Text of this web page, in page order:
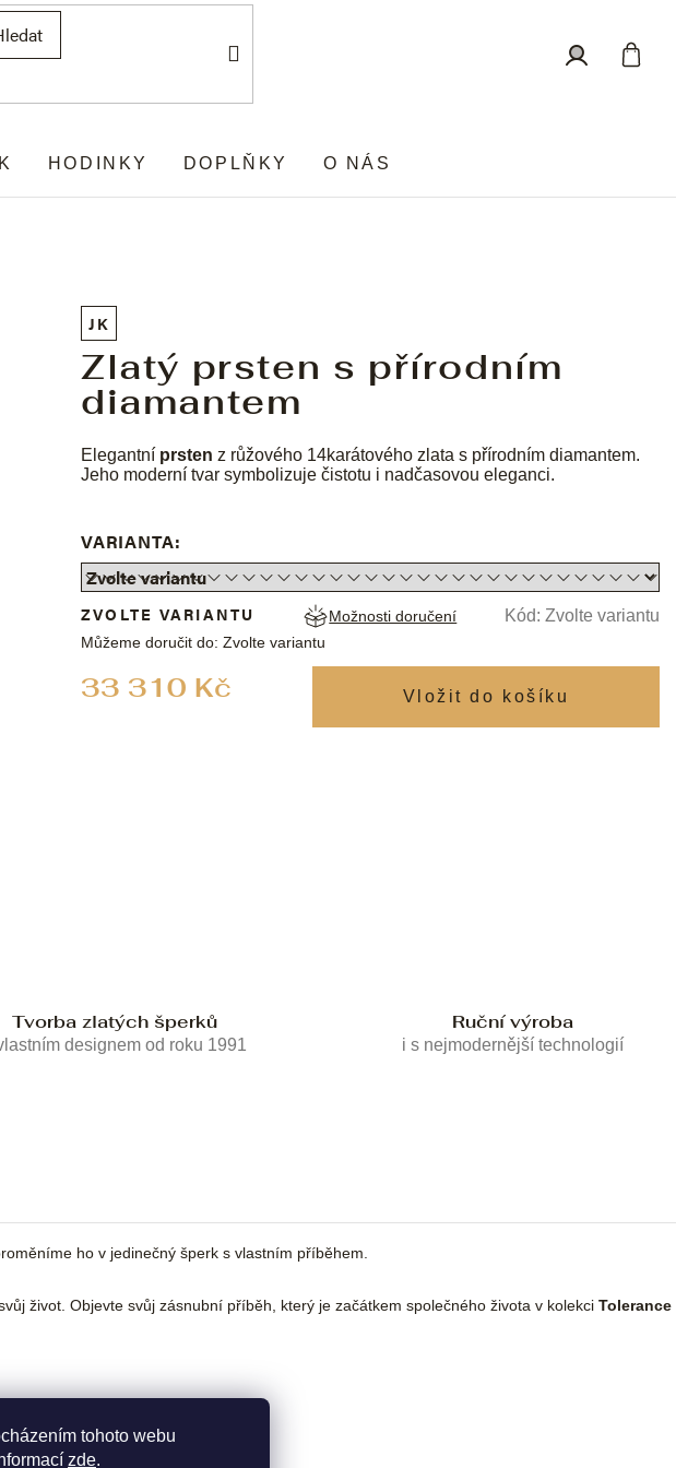
tohoto webu
zde.
HODINKY DOPLŇKY O NÁS
JK
Zlatý prsten s přírodním
diamantem
Elegantní prsten z růžového 14karátového zlata s přírodním diamantem.
Jeho moderní tvar symbolizuje čistotu i nadčasovou eleganci.
VARIANTA:
33 310 Kč
ZVOLTE VARIANTU
Můžeme doručit do: Zvolte variantu
Možnosti doručení Kód: Zvolte variantu
Tvorba zlatých šperků
designem od roku 1991
Ruční výroba
i s nejmodernější technologií
ho v jedinečný šperk s vlastním příběhem.
život. Objevte svůj zásnubní příběh, který je začátkem společného života v kolekci